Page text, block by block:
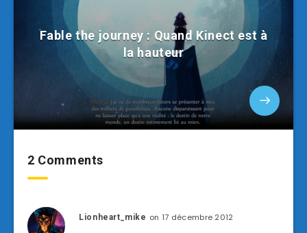
Fable the journey : Quand Kinect est à
la hauteur
2 Comments
Lionheart_mike on 17 décembre 2012